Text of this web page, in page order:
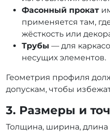
Фасонный прокат
применяется там,
жёсткость или
Трубы — для
несущих элементов.
Геометрия профиля
допускам, чтобы
3. Размеры и
Толщина, ширина,